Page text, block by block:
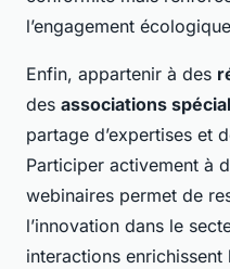
l’engagement
Enfin, appartenir à des
des associations
partage d’expertises et
Participer activement à
webinaires permet de
l’innovation dans le
interactions